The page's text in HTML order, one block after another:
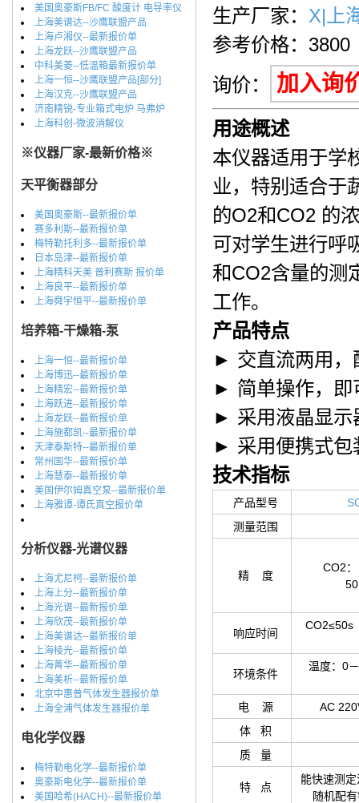
美国奥豪斯FB/FC 酸度计 电导率仪
上海美谱达--沙鹰联盟产品
上海卢湘仪--最新报价单
上海龙跃--沙鹰联盟产品
中科美菱--低温箱最新报价单
上海一恒--沙鹰联盟产品[部分]
上海汉克--沙鹰联盟产品
济南精锐-专业箱式电炉 马弗炉
上海科创-微波消解仪
※仪器厂家-最新价格※
天平衡器部分
美国奥豪斯--最新报价单
赛多利斯--最新报价单
梅特勒托利多--最新报价单
日本岛津--最新报价单
上海精科天美 普利赛斯 报价单
上海良平--最新报价单
上海舜宇恒平--最新报价单
培养箱-干燥箱-泵
上海一恒--最新报价单
上海博迅--最新报价单
上海精宏--最新报价单
上海跃进--最新报价单
上海龙跃--最新报价单
上海施都凯--最新报价单
天津泰斯特--最新报价单
常州国华--最新报价单
上海慧泰--最新报价单
美国伊尔姆真空泵--最新报价单
上海雅谭-谭氏真空报价单
分析仪器-光谱仪器
上海尤尼柯--最新报价单
上海上分--最新报价单
上海光谱--最新报价单
上海欣茂--最新报价单
上海美谱达--最新报价单
上海棱光--最新报价单
上海菁华--最新报价单
上海美析--最新报价单
北京中惠普气体发生器报价单
上海全浦气体发生器报价单
电化学仪器
梅特勒电化学--最新报价单
奥豪斯电化学--最新报价单
美国哈希(HACH)--最新报价单
生产厂家： X|上
参考价格：3800
询价：
加入询
用途概述
本仪器适用于学
业，特别适合于
的O2和CO2 的
可对学生进行呼
和CO2含量的测
工作。
产品特点
► 交直流两用，
► 简单操作，即
► 采用液晶显示
► 采用便携式包
技术指标
产品型号
测量范围
精 度
CO2
50
响应时间
CO2≤50s
环境条件
温度：0
电 源
AC
体 积
质 量
特 点
能快速测
随机配